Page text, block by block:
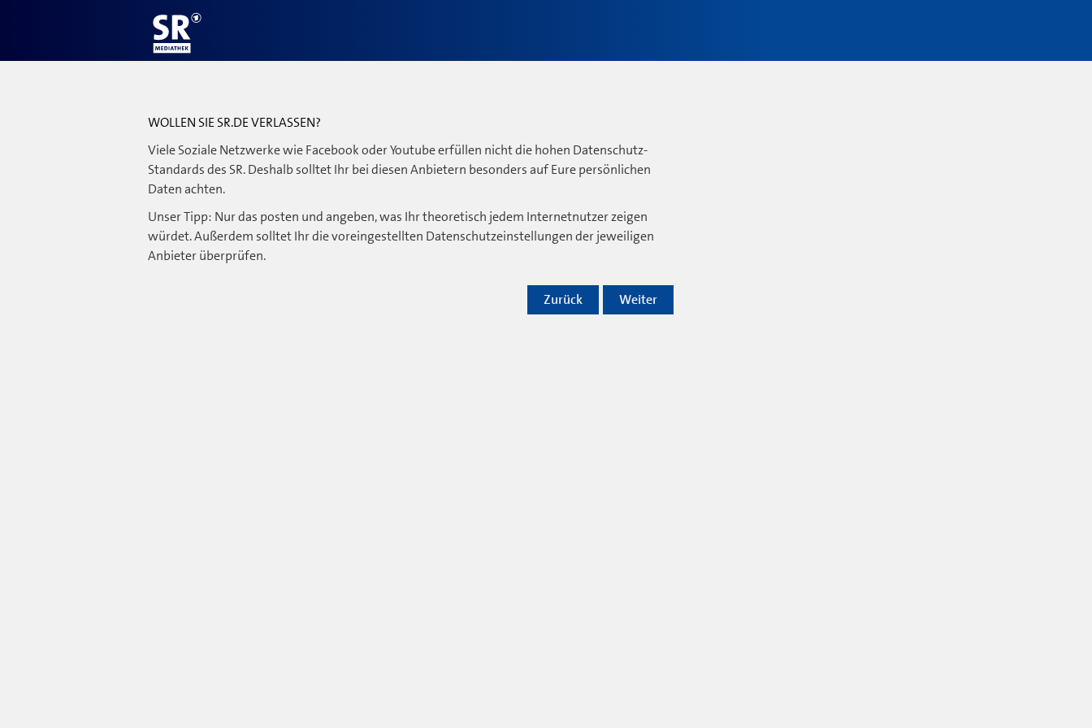
WOLLEN SIE SR.DE VERLASSEN?
Viele Soziale Netzwerke wie Facebook oder Youtube erfüllen nicht die hohen Datenschutz-
Standards des SR. Deshalb solltet Ihr bei diesen Anbietern besonders auf Eure persönlichen
Daten achten.
Unser Tipp: Nur das posten und angeben, was Ihr theoretisch jedem Internetnutzer zeigen
würdet. Außerdem solltet Ihr die voreingestellten Datenschutzeinstellungen der jeweiligen
Anbieter überprüfen.
Weiter
Zurück